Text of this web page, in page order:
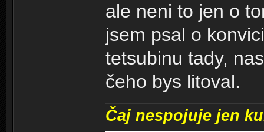
ale neni to jen o
jsem psal o
tetsubinu tady,
čeho bys litoval.
Čaj nespojuje jen